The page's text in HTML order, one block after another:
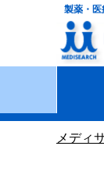
製薬・医
メディ